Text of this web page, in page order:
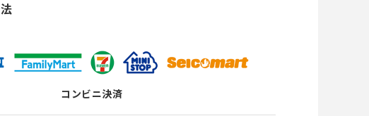
コンビニ決済